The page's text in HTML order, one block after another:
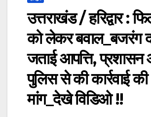
उत्तराखंड / हरिद्वार :
को लेकर बवाल_बजरंग
जताई आपत्ति,
पुलिस से की कार्रवाई की
मांग_देखे विडिओ !!